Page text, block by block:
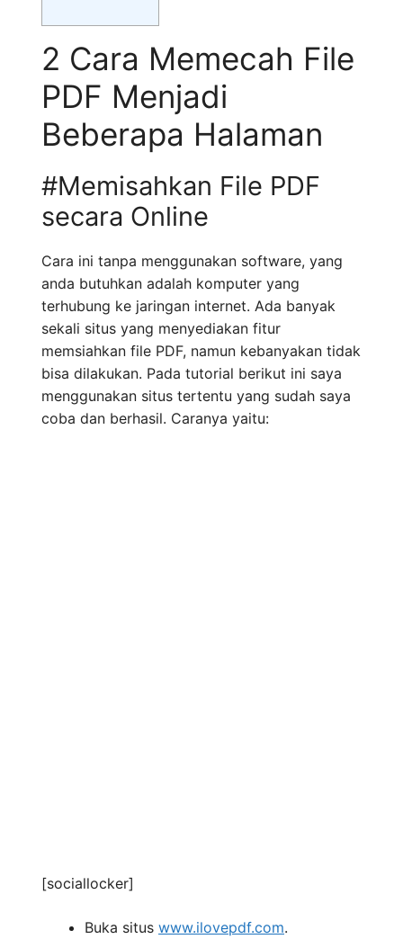
2 Cara Memecah File
PDF Menjadi
Beberapa Halaman
#Memisahkan File PDF
secara Online
Cara ini tanpa menggunakan software, yang
anda butuhkan adalah komputer yang
terhubung ke jaringan internet. Ada banyak
sekali situs yang menyediakan fitur
memsiahkan file PDF, namun kebanyakan tidak
bisa dilakukan. Pada tutorial berikut ini saya
menggunakan situs tertentu yang sudah saya
coba dan berhasil. Caranya yaitu:
[sociallocker]
Buka situs www.ilovepdf.com.